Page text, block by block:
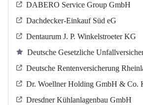
DABERO Service Group GmbH
Dachdecker-Einkauf Süd eG
Dentaurum J. P. Winkelstroeter KG
Deutsche Gesetzliche
Deutsche Rentenversicherung
Dr. Woellner Holding GmbH & Co.
Dresdner Kühlanlagenbau GmbH